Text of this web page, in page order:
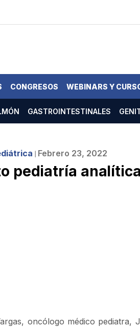
CONGRESOS WEBINARS Y
GASTROINTESTINALES
❘ Febrero 23, 2022
pediatría
oncólogo médico pediatra,